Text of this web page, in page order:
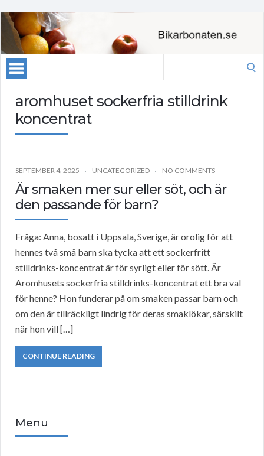
aromhuset sockerfria stilldrink
koncentrat
SEPTEMBER 4, 2025 UNCATEGORIZED NO COMMENTS
Är smaken mer sur eller söt, och är
den passande för barn?
Fråga: Anna, bosatt i Uppsala, Sverige, är orolig för att
hennes två små barn ska tycka att ett sockerfritt
stilldrinks-koncentrat är för syrligt eller för sött. Är
Aromhusets sockerfria stilldrinks-koncentrat ett bra val
för henne? Hon funderar på om smaken passar barn och
om den är tillräckligt lindrig för deras smaklökar, särskilt
när hon vill […]
CONTINUE READING
Menu